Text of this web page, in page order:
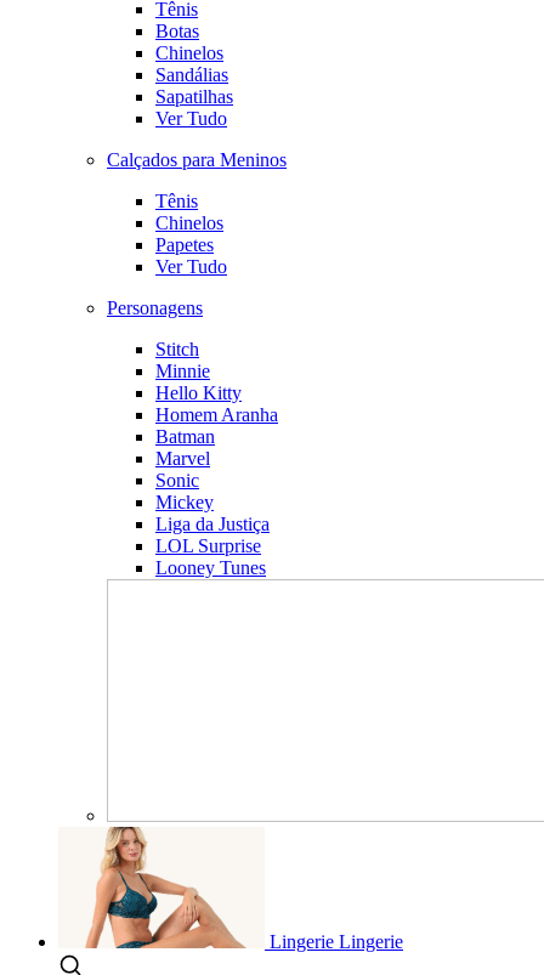
Tênis
Botas
Chinelos
Sandálias
Sapatilhas
Ver Tudo
Calçados para Meninos
Tênis
Chinelos
Papetes
Ver Tudo
Personagens
Stitch
Minnie
Hello Kitty
Homem Aranha
Batman
Marvel
Sonic
Mickey
Liga da Justiça
LOL Surprise
Looney Tunes
Lingerie Lingerie